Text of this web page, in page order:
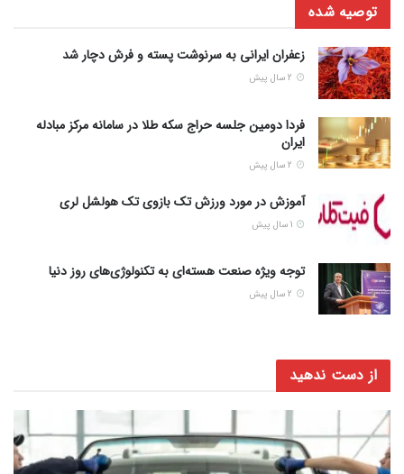
توصیه شده
زعفران ایرانی به سرنوشت پسته و فرش دچار شد
فردا دومین جلسه حراج سکه طلا در سامانه مرکز مبادله
ایران
آموزش در مورد ورزش تک بازوی تک هولشل لری
توجه ویژه صنعت هسته‌ای به تکنولوژی‌های روز دنیا
از دست ندهید